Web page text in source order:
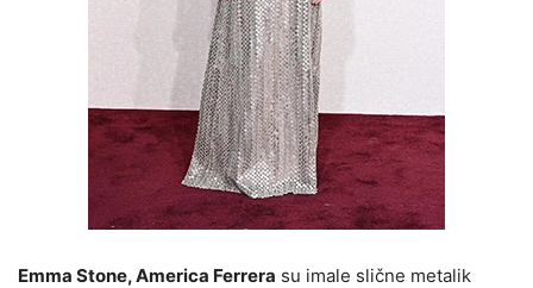
Emma Stone, America Ferrera su imale slične metalik